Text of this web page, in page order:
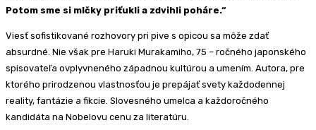
Potom sme si mlčky priťukli a zdvihli poháre.“
Viesť sofistikované rozhovory pri pive s opicou sa môže zdať
absurdné. Nie však pre Haruki Murakamiho, 75 – ročného japonského
spisovateľa ovplyvneného západnou kultúrou a umením. Autora, pre
ktorého prirodzenou vlastnosťou je prepájať svety každodennej
reality, fantázie a fikcie. Slovesného umelca a každoročného
kandidáta na Nobelovu cenu za literatúru.